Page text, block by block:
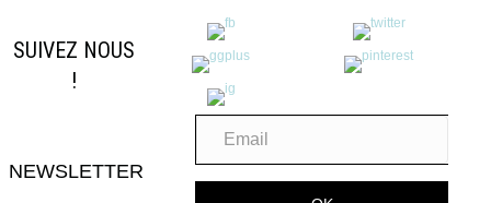
SUIVEZ NOUS
!
NEWSLETTER